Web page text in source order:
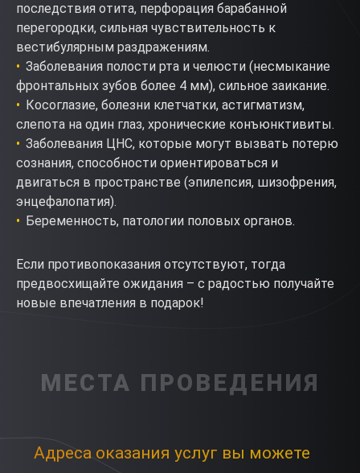
последствия отита, перфорация барабанной
перегородки, сильная чувствительность к
вестибулярным раздражениям.
Заболевания полости рта и челюсти (несмыкание
фронтальных зубов более 4 мм), сильное заикание.
Косоглазие, болезни клетчатки, астигматизм,
слепота на один глаз, хронические конъюнктивиты.
Заболевания ЦНС, которые могут вызвать потерю
сознания, способности ориентироваться и
двигаться в пространстве (эпилепсия, шизофрения,
энцефалопатия).
Беременность, патологии половых органов.
Если противопоказания отсутствуют, тогда
предвосхищайте ожидания – с радостью получайте
новые впечатления в подарок!
МЕСТА ПРОВЕДЕНИЯ
Адреса оказания услуг вы можете